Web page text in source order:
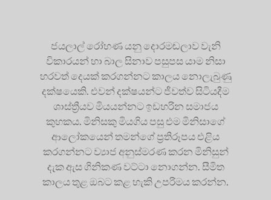
ජයලාල් රෝහණ යනු දොරමඬලාව වැනි
විකාරයන් හා බාල සිනාව පසුපස යාම නිසා
හරවත් දෙයක් කරගන්නට කාලය නොලැබුණු
දක්ෂයෙකි. එවන් දක්ෂයන්ට ජීවත්ව සිටියදීම
ශාස්ත්‍රීයව මියයන්නට ඉඩහරින සමාජය
කුහකය. මිනිසකු මියගිය පසු එම මිනිසාගේ
ආලෝකයෙන් තමන්ගේ ප්‍රතිරූපය එළිය
කරගන්නට ව්‍යාජ අනුස්මරණ කරන මිනිසුන්
දැක ඇස ගිනිකණ වට්ටා නොගන්න. සීමිත
කාලය තුළ ඔබට කළ හැකි උපරිමය කරන්න.